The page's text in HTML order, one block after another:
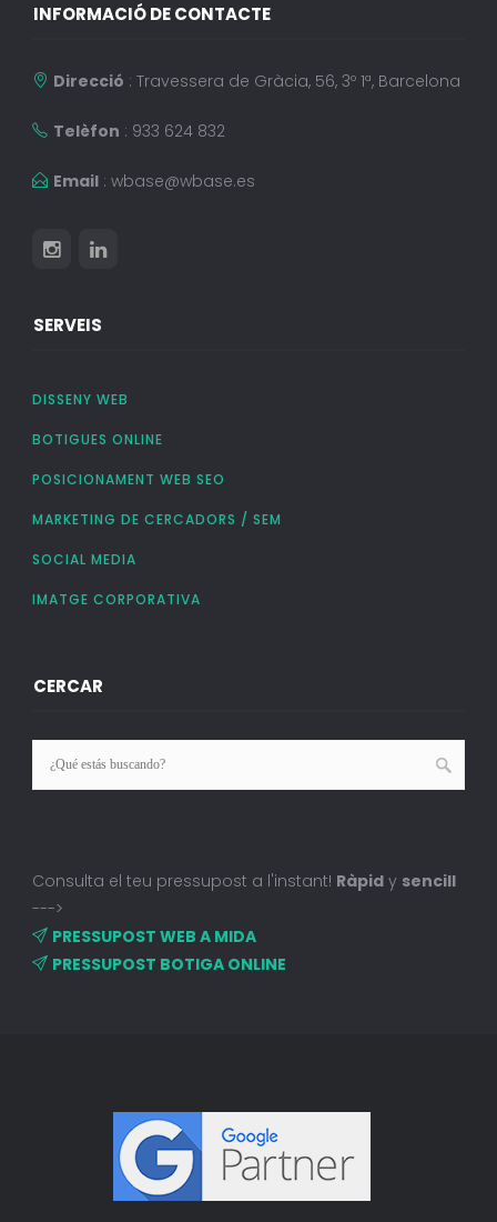
INFORMACIÓ DE CONTACTE
Direcció : Travessera de Gràcia, 56, 3º 1ª, Barcelona
Telèfon : 933 624 832
Email: wbase@wbase.es
SERVEIS
DISSENY WEB
BOTIGUES ONLINE
POSICIONAMENT WEB SEO
MARKETING DE CERCADORS / SEM
SOCIAL MEDIA
IMATGE CORPORATIVA
CERCAR
Consulta el teu pressupost a l'instant! Ràpidy sencill
--->
PRESSUPOST WEB A MIDA
PRESSUPOST BOTIGA ONLINE